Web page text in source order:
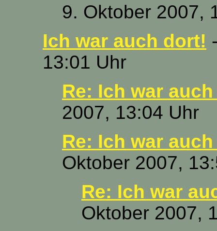
9. Oktober 2007,
Ich war auch dort!
13:01 Uhr
Re: Ich war
2007, 13:04 Uhr
Re: Ich war
Oktober 2007,
Re: Ich war
Oktober 2007,